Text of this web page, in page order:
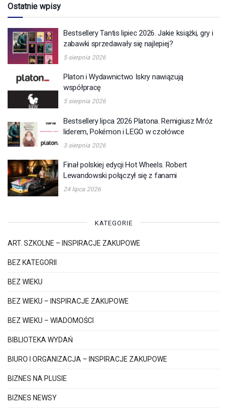
Ostatnie wpisy
Bestsellery Tantis lipiec 2026. Jakie książki, gry i
zabawki sprzedawały się najlepiej?
5 sierpnia 2026
Platon i Wydawnictwo Iskry nawiązują
współpracę
5 sierpnia 2026
Bestsellery lipca 2026 Platona. Remigiusz Mróz
liderem, Pokémon i LEGO w czołówce
3 sierpnia 2026
Finał polskiej edycji Hot Wheels. Robert
Lewandowski połączył się z fanami
24 lipca 2026
KATEGORIE
ART. SZKOLNE – INSPIRACJE ZAKUPOWE
BEZ KATEGORII
BEZ WIEKU
BEZ WIEKU – INSPIRACJE ZAKUPOWE
BEZ WIEKU – WIADOMOŚCI
BIBLIOTEKA WYDAŃ
BIURO I ORGANIZACJA – INSPIRACJE ZAKUPOWE
BIZNES NA PLUSIE
BIZNES NEWSY